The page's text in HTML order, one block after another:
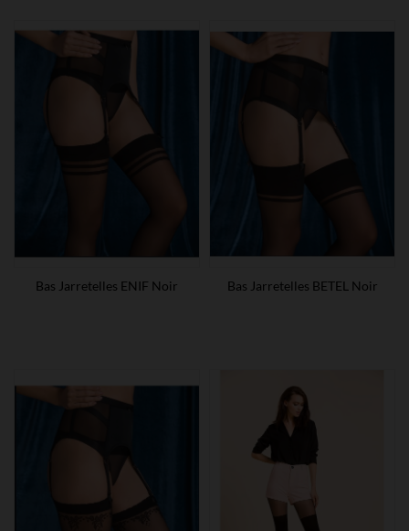
Bas Jarretelles ENIF Noir Bas Jarretelles BETEL Noir